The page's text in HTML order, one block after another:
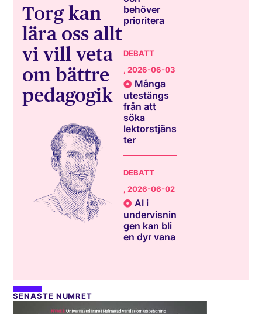
Torg kan
lära oss allt
vi vill veta
om bättre
pedagogik
behöver
prioritera
DEBATT
, 2026-06-03
Många
utestängs
från att
söka
lektorstjäns
ter
DEBATT
, 2026-06-02
AI i
undervisnin
gen kan bli
en dyr vana
SENASTE NUMRET